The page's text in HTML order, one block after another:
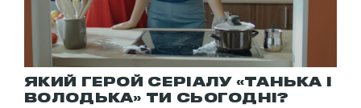
ЯКИЙ ГЕРОЙ СЕРІАЛУ «ТАНЬКА І
ВОЛОДЬКА» ТИ СЬОГОДНІ?